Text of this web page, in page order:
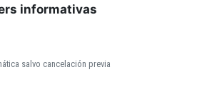
informativas
salvo cancelación previa